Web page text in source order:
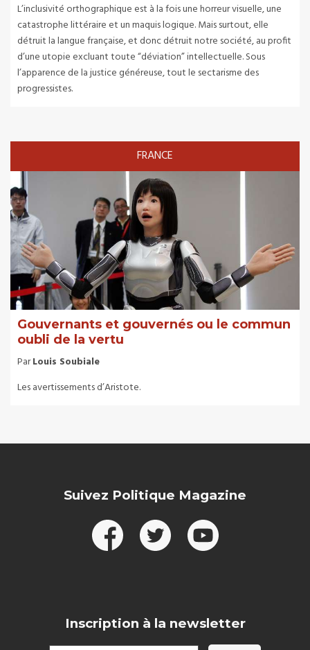
L’inclusivité orthographique est à la fois une horreur visuelle, une
catastrophe littéraire et un maquis logique. Mais surtout, elle
détruit la langue française, et donc détruit notre société, au profit
d’une utopie excluant toute “déviation” intellectuelle. Sous
l’apparence de la justice généreuse, tout le sectarisme des
progressistes.
FRANCE
Gouvernants et gouvernés ou le commun
oubli de la vertu
ParLouis Soubiale
Les avertissements d’Aristote.
Suivez Politique Magazine
Inscription à la newsletter